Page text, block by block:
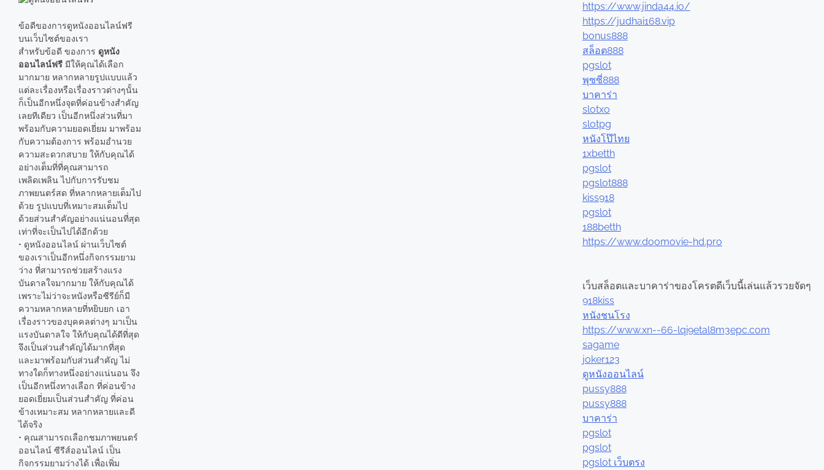
ข้อดีของการดูหนังออนไลน์ฟรี
บนเว็บไซต์ของเรา
สำหรับข้อดี ของการ ดูหนัง
ออนไลน์ฟรี มีให้คุณได้เลือก
มากมาย หลากหลายรูปแบบแล้ว
แต่ละเรื่องหรือเรื่องราวต่างๆนั้น
ก็เป็นอีกหนึ่งจุดที่ค่อนข้างสำคัญ
เลยทีเดียว เป็นอีกหนึ่งส่วนที่มา
พร้อมกับความยอดเยี่ยม มาพร้อม
กับความต้องการ พร้อมอำนวย
ความสะดวกสบาย ให้กับคุณได้
อย่างเต็มที่ที่คุณสามารถ
เพลิดเพลิน ไปกับการรับชม
ภาพยนตร์สด ที่หลากหลายเต็มไป
ด้วย รูปแบบที่เหมาะสมเต็มไป
ด้วยส่วนสำคัญอย่างแน่นอนที่สุด
เท่าที่จะเป็นไปได้อีกด้วย
• ดูหนังออนไลน์ ผ่านเว็บไซต์
ของเราเป็นอีกหนึ่งกิจกรรมยาม
ว่าง ที่สามารถช่วยสร้างแรง
บันดาลใจมากมาย ให้กับคุณได้
เพราะไม่ว่าจะหนังหรือซีรีย์ก็มี
ความหลากหลายที่หยิบยก เอา
เรื่องราวของบุคคลต่างๆ มาเป็น
แรงบันดาลใจ ให้กับคุณได้ดีที่สุด
จึงเป็นส่วนสำคัญได้มากที่สุด
และมาพร้อมกับส่วนสำคัญ ไม่
ทางใดก็ทางหนึ่งอย่างแน่นอน จึง
เป็นอีกหนึ่งทางเลือก ที่ค่อนข้าง
ยอดเยี่ยมเป็นส่วนสำคัญ ที่ค่อน
ข้างเหมาะสม หลากหลายและดี
ได้จริง
• คุณสามารถเลือกชมภาพยนตร์
ออนไลน์ ซีรีส์ออนไลน์ เป็น
กิจกรรมยามว่างได้ เพื่อเพิ่ม
https://www.jinda44.io/
https://judhai168.vip
bonus888
สล็อต888
pgslot
พุซซี่888
บาคาร่า
slotxo
slotpg
หนังโป๊ไทย
1xbetth
pgslot
pgslot888
kiss918
pgslot
188betth
https://www.doomovie-hd.pro
เว็บสล็อตและบาคาร่าของโครตดีเว็บนี้เล่นแล้วรวยจัดๆ
918kiss
หนังชนโรง
https://www.xn--66-lqi9etal8m3epc.com
sagame
joker123
ดูหนังออนไลน์
pussy888
pussy888
บาคาร่า
pgslot
pgslot
pgslot เว็บตรง